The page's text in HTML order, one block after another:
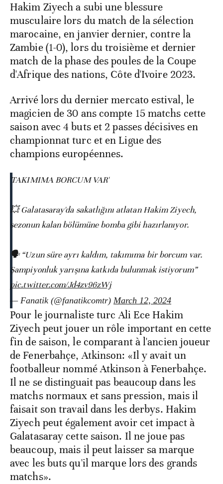
Hakim Ziyech a subi une blessure
musculaire lors du match de la sélection
marocaine, en janvier dernier, contre la
Zambie (1-0), lors du troisième et dernier
match de la phase des poules de la Coupe
d'Afrique des nations, Côte d'Ivoire 2023.
Arrivé lors du dernier mercato estival, le
magicien de 30 ans compte 15 matchs cette
saison avec 4 buts et 2 passes décisives en
championnat turc et en Ligue des
champions européennes.
'TAKIMIMA BORCUM VAR'
💥 Galatasaray'da sakatlığını atlatan Hakim Ziyech,
sezonun kalan bölümüne bomba gibi hazırlanıyor.
🗣️ “Uzun süre ayrı kaldım, takımıma bir borcum var.
Şampiyonluk yarışına katkıda bulunmak istiyorum”
pic.twitter.com/Jd4zv96zWj
— Fanatik (@fanatikcomtr) March 12, 2024
Pour le journaliste turc Ali Ece Hakim
Ziyech peut jouer un rôle important en cette
fin de saison, le comparant à l'ancien joueur
de Fenerbahçe, Atkinson: «Il y avait un
footballeur nommé Atkinson à Fenerbahçe.
Il ne se distinguait pas beaucoup dans les
matchs normaux et sans pression, mais il
faisait son travail dans les derbys. Hakim
Ziyech peut également avoir cet impact à
Galatasaray cette saison. Il ne joue pas
beaucoup, mais il peut laisser sa marque
avec les buts qu'il marque lors des grands
matchs».